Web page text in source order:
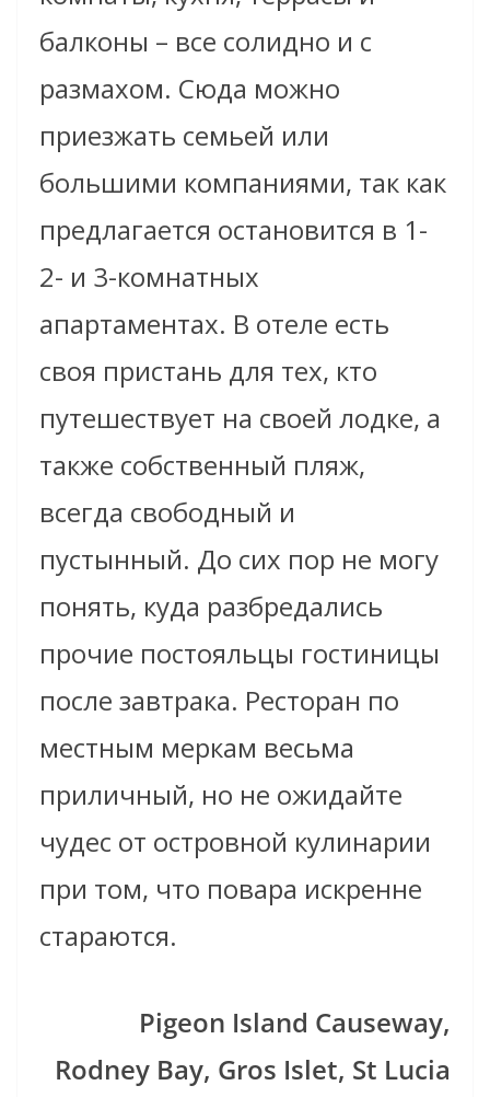
балконы – все солидно и с
размахом. Сюда можно
приезжать семьей или
большими компаниями, так как
предлагается остановится в 1-
2- и 3-комнатных
апартаментах. В отеле есть
своя пристань для тех, кто
путешествует на своей лодке, а
также собственный пляж,
всегда свободный и
пустынный. До сих пор не могу
понять, куда разбредались
прочие постояльцы гостиницы
после завтрака. Ресторан по
местным меркам весьма
приличный, но не ожидайте
чудес от островной кулинарии
при том, что повара искренне
стараются.
Pigeon Island Causeway,
Rodney Bay, Gros Islet, St Lucia